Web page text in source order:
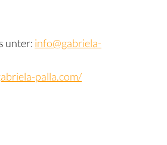
unter: info@gabriela-
palla.com/